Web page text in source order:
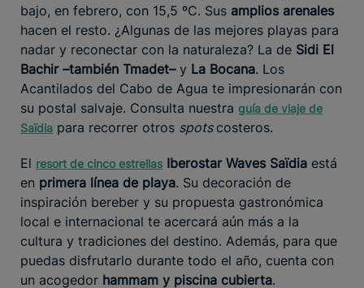
bajo, en febrero, con 15,5 ºC. Sus amplios arenales
hacen el resto. ¿Algunas de las mejores playas para
nadar y reconectar con la naturaleza? La de Sidi El
Bachir –también Tmadet– y La Bocana. Los
Acantilados del Cabo de Agua te impresionarán con
su postal salvaje. Consulta nuestra guía de viaje de
Saïdia para recorrer otros spots costeros.
El resort de cinco estrellas Iberostar Waves Saïdia está
en primera línea de playa. Su decoración de
inspiración bereber y su propuesta gastronómica
local e internacional te acercará aún más a la
cultura y tradiciones del destino. Además, para que
puedas disfrutarlo durante todo el año, cuenta con
un acogedor hammam y piscina cubierta.